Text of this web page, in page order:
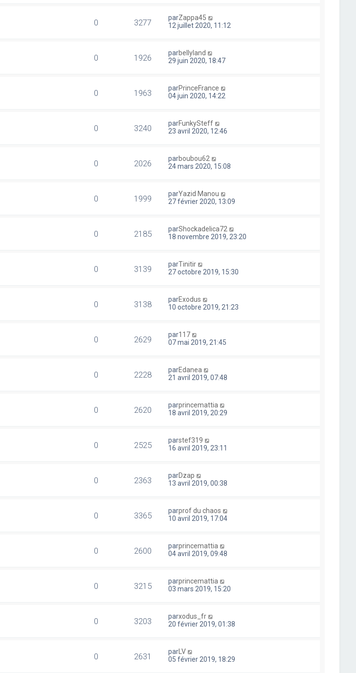
0 3277 parZappa45
12 juillet 2020, 11:12
0 1926 parbellyland
29 juin 2020, 18:47
0 1963 parPrinceFrance
04 juin 2020, 14:22
0 3240 parFunkySteff
23 avril 2020, 12:46
0 2026 parboubou62
24 mars 2020, 15:08
0 1999 parYazid Manou
27 février 2020, 13:09
0 2185 parShockadelica72
18 novembre 2019, 23:20
0 3139 parTinitir
27 octobre 2019, 15:30
0 3138 parExodus
10 octobre 2019, 21:23
0 2629 par117
07 mai 2019, 21:45
0 2228 parEdanea
21 avril 2019, 07:48
0 2620 parprincemattia
18 avril 2019, 20:29
0 2525 parstef319
16 avril 2019, 23:11
0 2363 parDzap
13 avril 2019, 00:38
0 3365 parprof du chaos
10 avril 2019, 17:04
0 2600 parprincemattia
04 avril 2019, 09:48
0 3215 parprincemattia
03 mars 2019, 15:20
0 3203 parxodus_fr
20 février 2019, 01:38
0 2631 par LV
05 février 2019, 18:29